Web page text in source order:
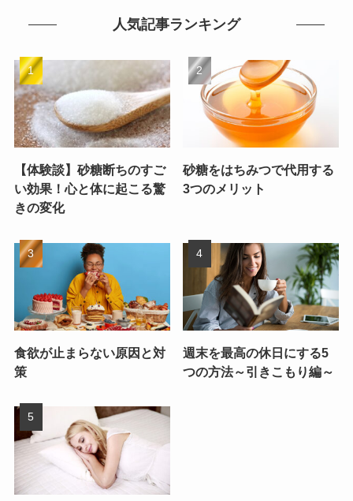
人気記事ランキング
【体験談】砂糖断ちのすご
い効果！心と体に起こる驚
きの変化
砂糖をはちみつで代用する
3つのメリット
食欲が止まらない原因と対
策
週末を最高の休日にする5
つの方法～引きこもり編～